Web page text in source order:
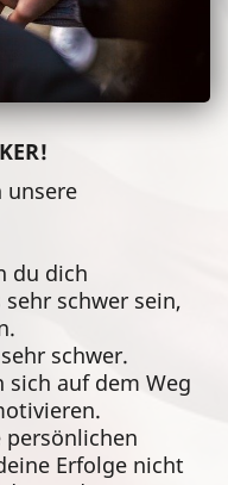
unsere
du dich
schwer sein,
schwer.
auf dem Weg
persönlichen
Erfolge nicht